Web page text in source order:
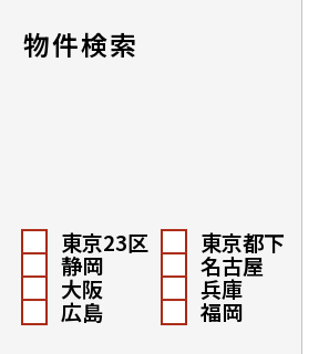
物件検索
東京23区 東京都下
静岡 名古屋
大阪 兵庫
広島 福岡